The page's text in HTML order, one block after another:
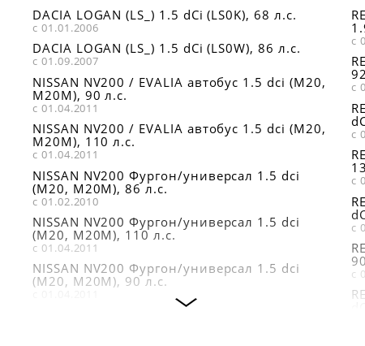
GOODWILL OG313
KNECHT OC309
KNECHT OC471
KOLBENSCHMIDT
50013504
ELH4333
ELH4392
8671014026
PUROLATOR L19210
RENAULT
FORTECH FO018
MECAFILTER
NISSAN
PURFLUX LS933
SUFIX SP1016
DACIA LOGAN (LS_) 1.5 dCi (LS0K), 68 л.с.
с 01.01.2006
DACIA LOGAN (LS_) 1.5 dCi (LS0W), 86 л.с.
с 01.09.2007
NISSAN NV200 / EVALIA автобус 1.5 dci (M20,
M20M), 90 л.с.
с 01.04.2011
NISSAN NV200 / EVALIA автобус 1.5 dci (M20,
M20M), 110 л.с.
с 01.04.2011
NISSAN NV200 Фургон/универсал 1.5 dci
(M20, M20M), 86 л.с.
с 01.02.2010
NISSAN NV200 Фургон/универсал 1.5 dci
(M20, M20M), 110 л.с.
с 01.04.2011
NISSAN NV200 Фургон/универсал 1.5 dci
(M20, M20M), 90 л.с.
с
с
с
с
с
с